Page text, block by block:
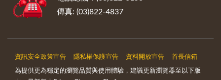
傳真: (03)822-4837
資訊安全政策宣告 隱私權保護宣告 資料開放宣告 首長信箱
為提供更為穩定的瀏覽品質與使用體驗，建議更新瀏覽器至以下版